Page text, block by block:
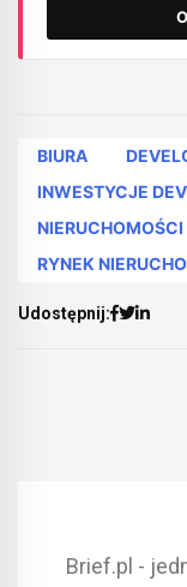
BIURA
INWESTYCJE
NIERUCHOMOŚCI
RYNEK
Udostępnij:
Brief.pl -